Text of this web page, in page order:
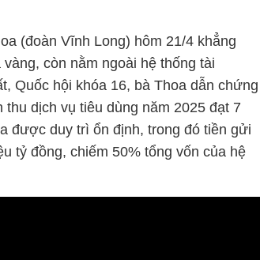
(đoàn Vĩnh Long) hôm 21/4 khẳng
còn nằm ngoài hệ thống tài
Quốc hội khóa 16, bà Thoa dẫn chứng
dịch vụ tiêu dùng năm 2025 đạt 7
được duy trì ổn định, trong đó tiền gửi
tỷ đồng, chiếm 50% tổng vốn của hệ